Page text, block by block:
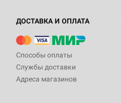
ДОСТАВКА И ОПЛАТА
Способы оплаты
Службы доставки
Адреса магазинов